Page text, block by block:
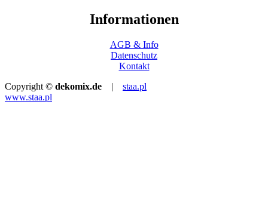
Informationen
AGB & Info
Datenschutz
Kontakt
Copyright © dekomix.de | staa.pl
www.staa.pl